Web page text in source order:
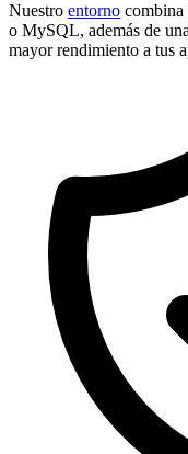
Nuestro entorno combina
o MySQL, además de
mayor rendimiento a tus